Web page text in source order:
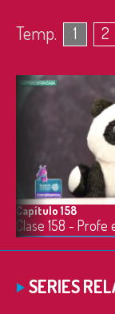
Temp. 1 2
Capítulo 158
Clase 158 - Profe
SERIES